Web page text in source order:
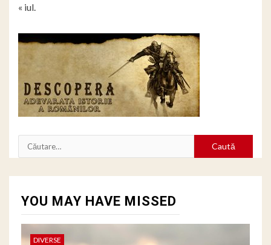
« iul.
Caută
după:
YOU MAY HAVE MISSED
DIVERSE